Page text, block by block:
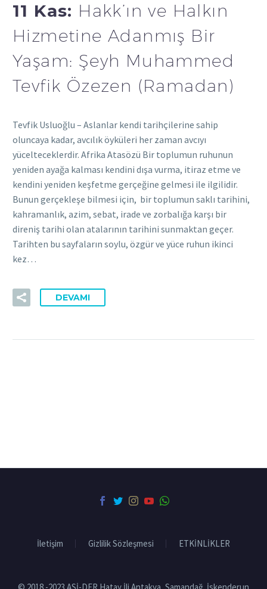
11 Kas: Hakk’ın ve Halkın
Hizmetine Adanmış Bir
Yaşam: Şeyh Muhammed
Tevfik Özezen (Ramadan)
Tevfik Usluoğlu – Aslanlar kendi tarihçilerine sahip
oluncaya kadar, avcılık öyküleri her zaman avcıyı
yücelteceklerdir. Afrika Atasözü Bir toplumun ruhunun
yeniden ayağa kalması kendini dışa vurma, itiraz etme ve
kendini yeniden keşfetme gerçeğine gelmesi ile ilgilidir.
Bunun gerçekleşe bilmesi için, bir toplumun saklı tarihini,
kahramanlık, azim, sebat, irade ve zorbalığa karşı bir
direniş tarihi olan atalarının tarihini sunmaktan geçer.
Tarihten bu sayfaların soylu, özgür ve yüce ruhun ikinci
kez…
DEVAMI
İletişim Gizlilik Sözleşmesi ETKİNLİKLER